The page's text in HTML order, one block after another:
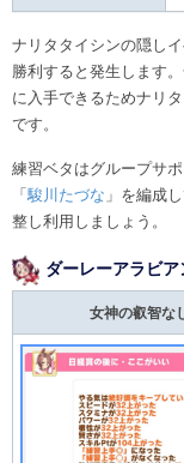
ナリタタイシンの隠し
勝利すると発生します
に入手できるためナリ
です。
練習ベタはグループサポ
「駿川たづな 」を編成
整し利用しましょう。
ダーレーアラビ
女神の叡智な